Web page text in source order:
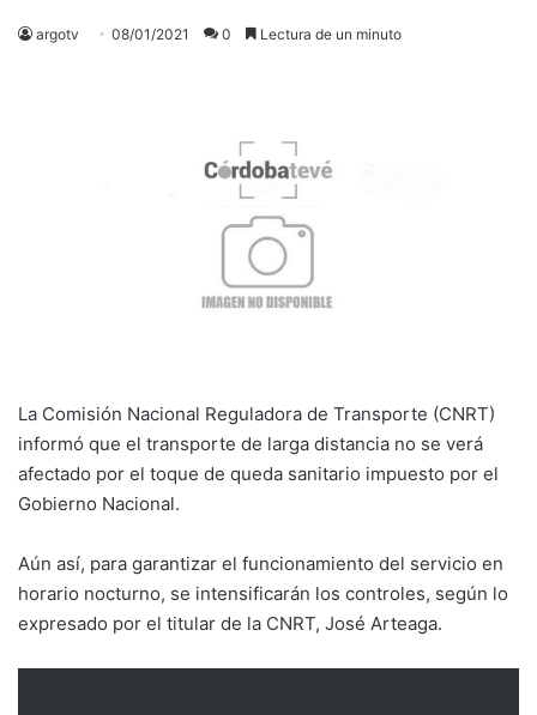
argotv 08/01/2021 0 Lectura de un minuto
La Comisión Nacional Reguladora de Transporte (CNRT)
informó que el transporte de larga distancia no se verá
afectado por el toque de queda sanitario impuesto por el
Gobierno Nacional.
Aún así, para garantizar el funcionamiento del servicio en
horario nocturno, se intensificarán los controles, según lo
expresado por el titular de la CNRT, José Arteaga.